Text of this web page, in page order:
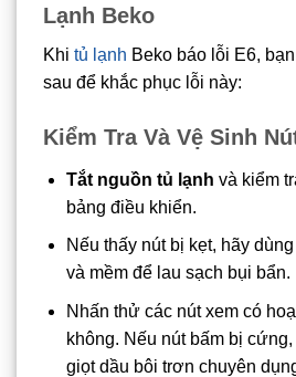
Lạnh Beko
Khi tủ lạnh Beko báo lỗi E6,
sau để khắc phục lỗi này:
Kiểm Tra Và Vệ Sinh
Tắt nguồn tủ lạnh và kiểm
bảng điều khiển.
Nếu thấy nút bị kẹt, hãy
và mềm để lau sạch bụi bẩn.
Nhấn thử các nút xem có
không. Nếu nút bấm bị
giọt dầu bôi trơn chuyên